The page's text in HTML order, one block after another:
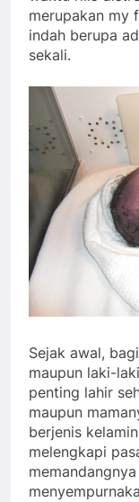
merupakan my
indah berupa
sekali.
Sejak awal,
maupun laki-
penting lahir
maupun
berjenis
melengkapi